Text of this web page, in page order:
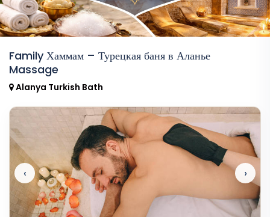
Family Хаммам – Турецкая баня в Аланье
Massage
Alanya Turkish Bath
‹ ›